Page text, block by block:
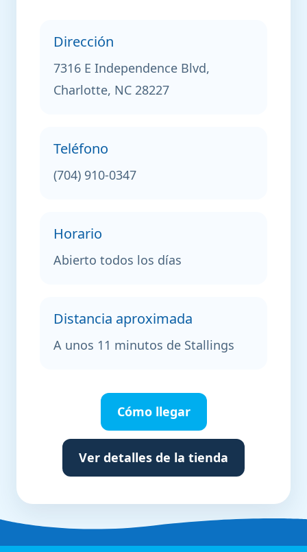
Dirección
7316 E Independence Blvd,
Charlotte, NC 28227
Teléfono
(704) 910-0347
Horario
Abierto todos los días
Distancia aproximada
A unos 11 minutos de Stallings
Cómo llegar
Ver detalles de la tienda